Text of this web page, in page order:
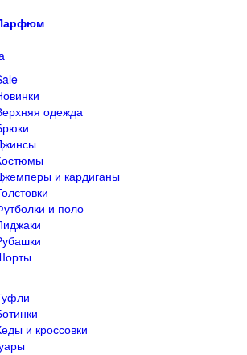
одежда
и кардиганы
и поло
и кроссовки